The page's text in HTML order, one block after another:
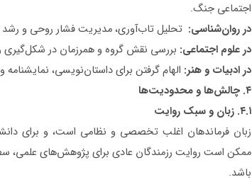
اجتماعی جنگ.
در روان‌شناسی: تحلیل تاب‌آوری، مدیریت فشار روحی و
در علوم اجتماعی: بررسی نقش گروه و همرزمان در شکل‌گیری
در ادبیات و هنر: الهام گرفتن برای داستان‌نویسی، نمایشنامه
۴. چالش‌ها و محدودیت‌ها
۴.۱. زبان و سبک روایت
زبان فرماندهان اغلب تخصصی و نظامی است، و برای
ممکن است روایت رزمندگان عادی برای پژوهش‌های علمی،
باشد.